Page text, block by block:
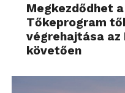
Megkezdődhet
Tőkeprogram
végrehajtása az
követően